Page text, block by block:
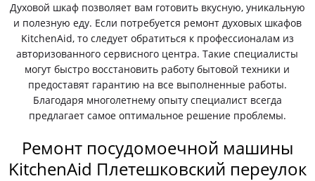
Духовой шкаф позволяет вам готовить вкусную, уникальную
и полезную еду. Если потребуется ремонт духовых шкафов
KitchenAid, то следует обратиться к профессионалам из
авторизованного сервисного центра. Такие специалисты
могут быстро восстановить работу бытовой техники и
предоставят гарантию на все выполненные работы.
Благодаря многолетнему опыту специалист всегда
предлагает самое оптимальное решение проблемы.
Ремонт посудомоечной машины
KitchenAid Плетешковский переулок